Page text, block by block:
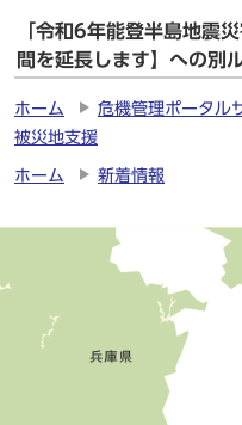
「令和6年能登半島地震
間を延長します】への別
ホーム 危機管理ポータル
被災地支援
ホーム 新着情報